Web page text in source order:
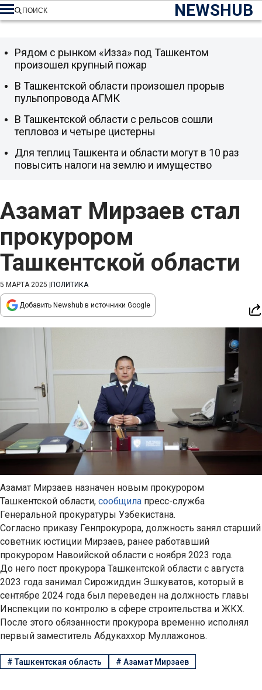
NEWSHUB
ПОИСК
Азамат Мирзаев стал
прокурором
Ташкентской области
5 МАРТА 2025 ПОЛИТИКА
Добавить Newshub в источники Google
Азамат Мирзаев назначен новым прокурором
Ташкентской области, сообщила пресс-служба
Генеральной прокуратуры Узбекистана.
Согласно приказу Генпрокурора, должность занял старший
советник юстиции Мирзаев, ранее работавший
прокурором Навоийской области с ноября 2023 года.
До него пост прокурора Ташкентской области с августа
2023 года занимал Сирожиддин Эшкуватов, который в
сентябре 2024 года был переведен на должность главы
Инспекции по контролю в сфере строительства и ЖКХ.
После этого обязанности прокурора временно исполнял
первый заместитель Абдукаххор Муллажонов.
Рядом с рынком «Изза» под Ташкентом
произошел крупный пожар
В Ташкентской области произошел прорыв
пульпопровода АГМК
В Ташкентской области с рельсов сошли
тепловоз и четыре цистерны
Для теплиц Ташкента и области могут в 10 раз
повысить налоги на землю и имущество
#Ташкентская область # Азамат Мирзаев